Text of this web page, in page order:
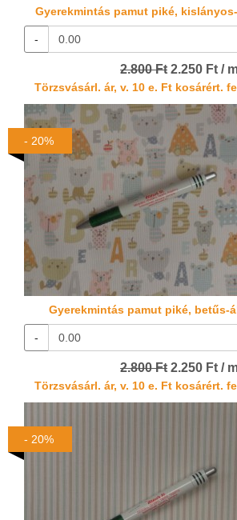
Gyerekmintás pamut piké,
-
2.800 Ft 2.250 Ft /
Törzsvásárl. ár, v. 10 e. Ft kosárért.
Gyerekmintás pamut piké, betűs-
-
2.800 Ft 2.250 Ft /
Törzsvásárl. ár, v. 10 e. Ft kosárért.
- 20%
- 20%